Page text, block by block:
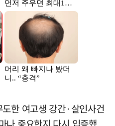
한 여고생 강간·살인사건